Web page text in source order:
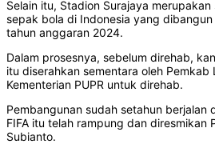
Selain itu, Stadion Surajaya
sepak bola di Indonesia yang dibangun
tahun anggaran 2024.
Dalam prosesnya, sebelum direhab,
itu diserahkan sementara oleh Pemkab
Kementerian PUPR untuk direhab.
Pembangunan sudah setahun berjalan
FIFA itu telah rampung dan diresmikan
Subianto.